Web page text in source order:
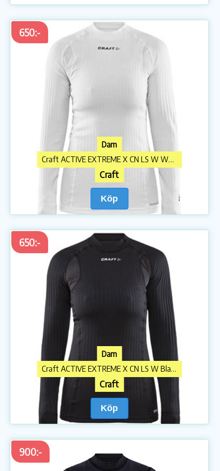
650:-
Dam
Craft ACTIVE EXTREME X CN LS W White
Craft
Köp
650:-
Dam
Craft ACTIVE EXTREME X CN LS W Black
Craft
Köp
900:-